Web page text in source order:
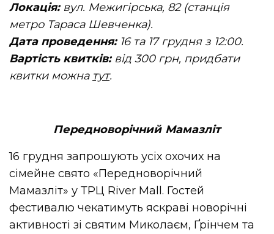
Локація:вул. Межигірська, 82 (станція
метро Тараса Шевченка).
Дата проведення:16 та 17 грудня з 12:00.
Вартість квитків:від 300 грн, придбати
квитки можна тут.
Передноворічний Мамазліт
16 грудня запрошують усіх охочих на
сімейне свято «Передноворічний
Мамазліт» у ТРЦ River Mall. Гостей
фестивалю чекатимуть яскраві новорічні
активності зі святим Миколаєм, Ґрінчем та